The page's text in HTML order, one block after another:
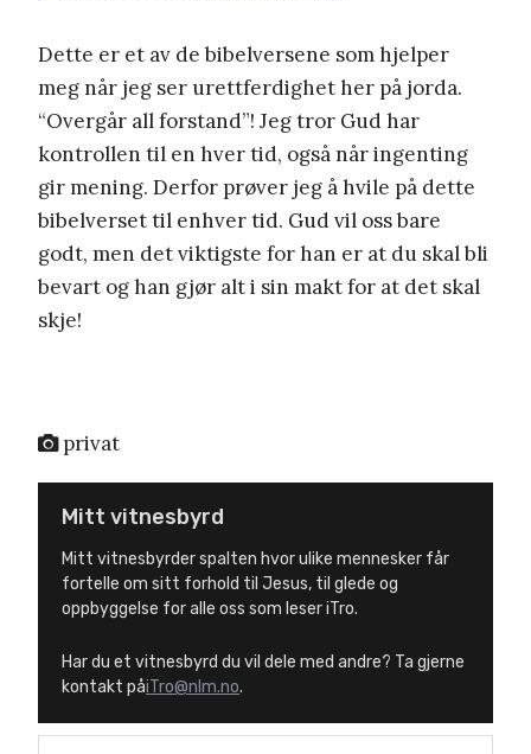
Dette er et av de bibelversene som hjelper
meg når jeg ser urettferdighet her på jorda.
“Overgår all forstand”! Jeg tror Gud har
kontrollen til en hver tid, også når ingenting
gir mening. Derfor prøver jeg å hvile på dette
bibelverset til enhver tid. Gud vil oss bare
godt, men det viktigste for han er at du skal bli
bevart og han gjør alt i sin makt for at det skal
skje!
privat
Mitt vitnesbyrd
Mitt vitnesbyrder spalten hvor ulike mennesker får
fortelle om sitt forhold til Jesus, til glede og
oppbyggelse for alle oss som leser iTro.
Har du et vitnesbyrd du vil dele med andre? Ta gjerne
kontakt påiTro@nlm.no.